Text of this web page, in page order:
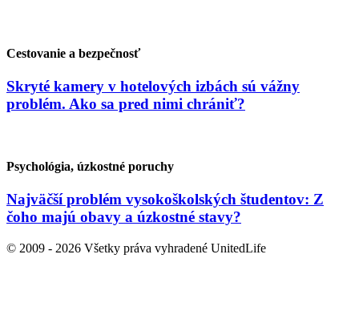
Cestovanie a bezpečnosť
Skryté kamery v hotelových izbách sú vážny
problém. Ako sa pred nimi chrániť?
Psychológia, úzkostné poruchy
Najväčší problém vysokoškolských študentov: Z
čoho majú obavy a úzkostné stavy?
© 2009 - 2026 Všetky práva vyhradené UnitedLife